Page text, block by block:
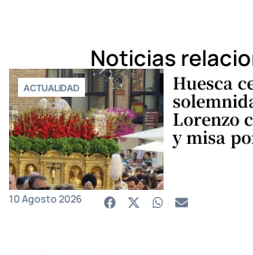
Noticias
ACTUALIDAD Huesca
Lorenzo
y misa
10 Agosto 2026